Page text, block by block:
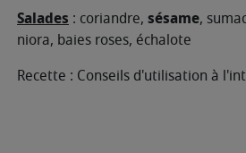
Salades : coriandre, sésame,
niora, baies roses, échalote
Recette : Conseils d'utilisation à